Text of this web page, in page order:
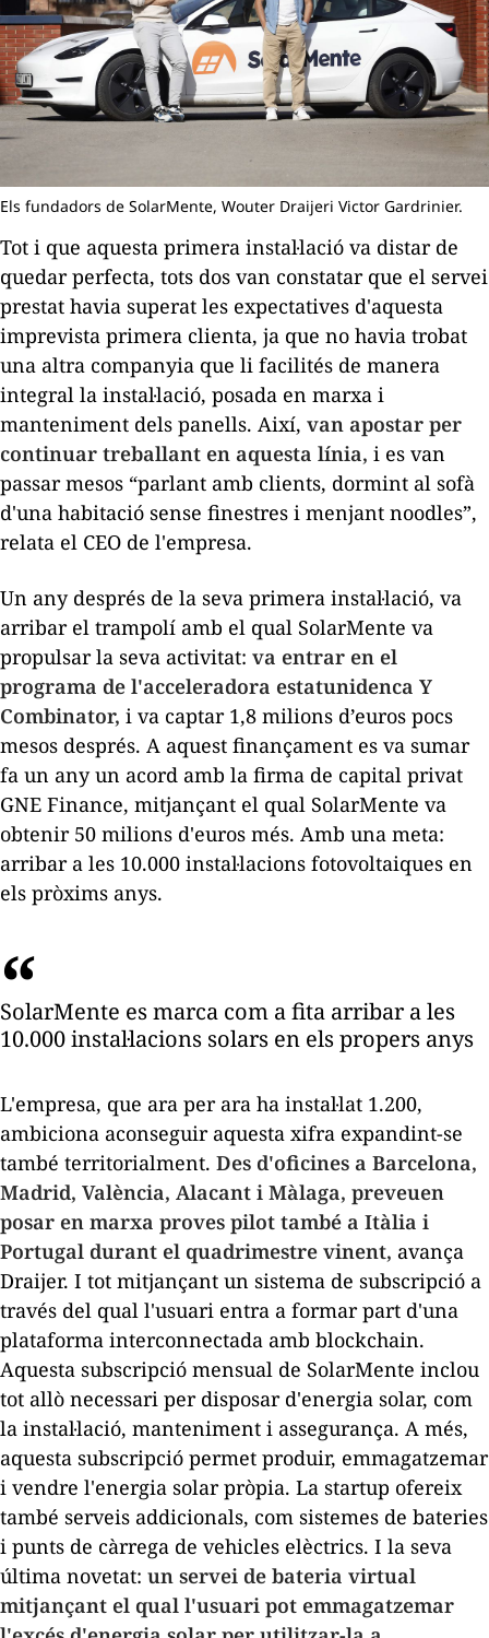
Els fundadors de SolarMente, Wouter Draijeri Victor Gardrinier.
Tot i que aquesta primera instal·lació va distar de
quedar perfecta, tots dos van constatar que el servei
prestat havia superat les expectatives d'aquesta
imprevista primera clienta, ja que no havia trobat
una altra companyia que li facilités de manera
integral la instal·lació, posada en marxa i
manteniment dels panells. Així, van apostar per
continuar treballant en aquesta línia, i es van
passar mesos “parlant amb clients, dormint al sofà
d'una habitació sense finestres i menjant noodles”,
relata el CEO de l'empresa.
Un any després de la seva primera instal·lació, va
arribar el trampolí amb el qual SolarMente va
propulsar la seva activitat: va entrar en el
programa de l'acceleradora estatunidenca Y
Combinator, i va captar 1,8 milions d’euros pocs
mesos després. A aquest finançament es va sumar
fa un any un acord amb la firma de capital privat
GNE Finance, mitjançant el qual SolarMente va
obtenir 50 milions d'euros més. Amb una meta:
arribar a les 10.000 instal·lacions fotovoltaiques en
els pròxims anys.
SolarMente es marca com a fita arribar a les
10.000 instal·lacions solars en els propers anys
L'empresa, que ara per ara ha instal·lat 1.200,
ambiciona aconseguir aquesta xifra expandint-se
també territorialment. Des d'oficines a Barcelona,
Madrid, València, Alacant i Màlaga, preveuen
posar en marxa proves pilot també a Itàlia i
Portugal durant el quadrimestre vinent, avança
Draijer. I tot mitjançant un sistema de subscripció a
través del qual l'usuari entra a formar part d'una
plataforma interconnectada amb blockchain.
Aquesta subscripció mensual de SolarMente inclou
tot allò necessari per disposar d'energia solar, com
la instal·lació, manteniment i assegurança. A més,
aquesta subscripció permet produir, emmagatzemar
i vendre l'energia solar pròpia. La startup ofereix
també serveis addicionals, com sistemes de bateries
i punts de càrrega de vehicles elèctrics. I la seva
última novetat: un servei de bateria virtual
mitjançant el qual l'usuari pot emmagatzemar